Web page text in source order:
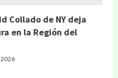
Collado de NY deja
en la Región del
2026